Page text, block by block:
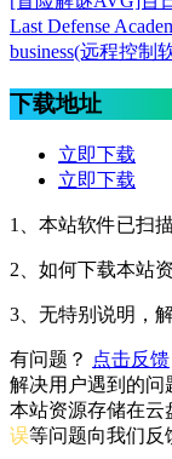
Last Defense
business(远程控制
下载地址
立即下载
立即下载
1、本站软件已扫
2、 如何下载本站
3、无特别说明，
有问题？ 点击反馈
解决用户遇到的问
本站资源存储在云
误等问题向我们反